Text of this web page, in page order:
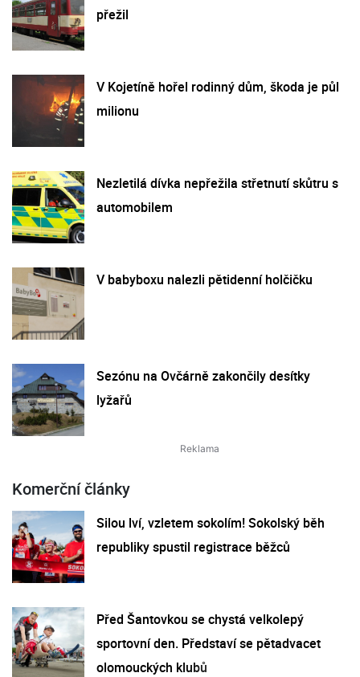
přežil
V Kojetíně hořel rodinný dům, škoda je půl
milionu
Nezletilá dívka nepřežila střetnutí skůtru s
automobilem
V babyboxu nalezli pětidenní holčičku
Sezónu na Ovčárně zakončily desítky
lyžařů
Komerční články
Silou lví, vzletem sokolím! Sokolský běh
republiky spustil registrace běžců
Před Šantovkou se chystá velkolepý
sportovní den. Představí se pětadvacet
olomouckých klubů